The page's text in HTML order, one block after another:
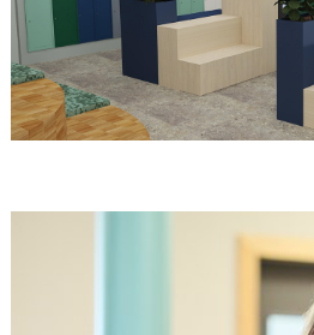
varandra från fritids till torg och in i
röda tråden genom hela skolan, men
miljöerna är inredda efter vilken
miljö.
Är det någon möbel eller något rum
fritidsavdelningarna för mellanstadiet.
Vad ser ni mest fram emot med att
Att få se hur eleverna ligger, sitter,